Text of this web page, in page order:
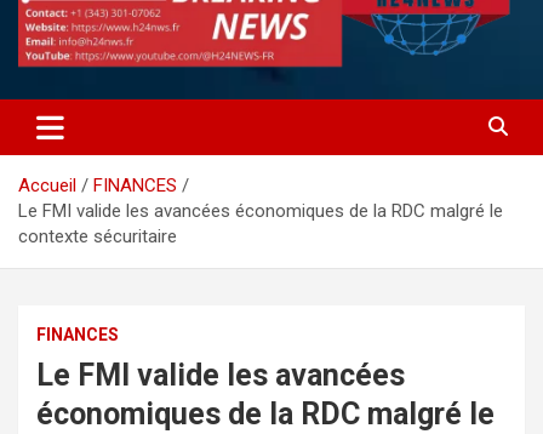
Accueil
FINANCES
Le FMI valide les avancées économiques de la RDC malgré le
contexte sécuritaire
FINANCES
Le FMI valide les avancées
économiques de la RDC malgré le